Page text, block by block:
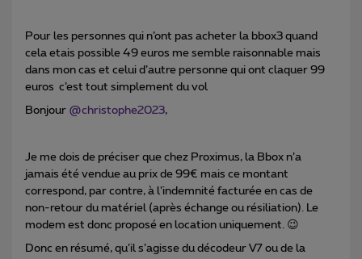
Pour les personnes qui n’ont pas acheter la bbox3 quand
cela etais possible 49 euros me semble raisonnable mais
dans mon cas et celui d’autre personne qui ont claquer 99
euros c’est tout simplement du vol
Bonjour @christophe2023,
Je me dois de préciser que chez Proximus, la Bbox n’a
jamais été vendue au prix de 99€ mais ce montant
correspond, par contre, à l’indemnité facturée en cas de
non-retour du matériel (après échange ou résiliation). Le
modem est donc proposé en location uniquement. 😉
Donc en résumé, qu’il s’agisse du décodeur V7 ou de la